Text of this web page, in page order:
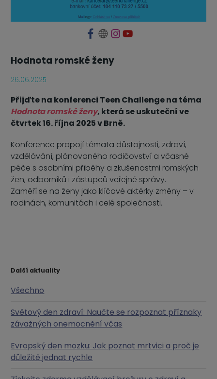
Hodnota romské ženy
26.06.2025
Přijďte na konferenci Teen Challenge na téma
Hodnota romské ženy, která se uskuteční ve
čtvrtek 16. října 2025 v Brně.
Konference propojí témata důstojnosti, zdraví,
vzdělávání, plánovaného rodičovství a včasné
péče s osobními příběhy a zkušenostmi romských
žen, odborníků i zástupců veřejné správy.
Zaměří se na ženy jako klíčové aktérky změny – v
rodinách, komunitách i celé společnosti.
Další aktuality
Všechno
Světový den zdraví: Naučte se rozpoznat příznaky
závažných onemocnění včas
Evropský den mozku: Jak poznat mrtvici a proč je
důležité jednat rychle